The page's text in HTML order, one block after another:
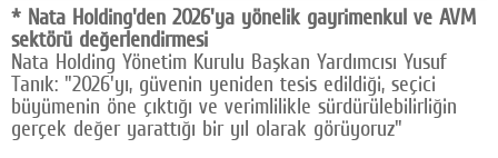
Yazarlar
Künye
SOSYAL MEDYA
Facebook
* Nata Holding'den 2026'ya yönelik gayrimenkul ve AVM
sektörü değerlendirmesi
Nata Holding Yönetim Kurulu Başkan Yardımcısı Yusuf
Tanık: "2026'yı, güvenin yeniden tesis edildiği, seçici
büyümenin öne çıktığı ve verimlilikle sürdürülebilirliğin
gerçek değer yarattığı bir yıl olarak görüyoruz"